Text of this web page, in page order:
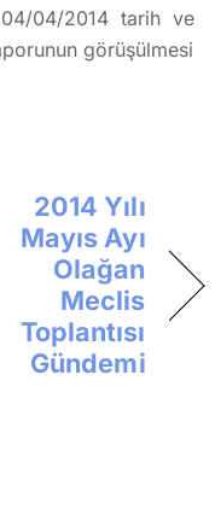
04/2014 tarih ve
görüşülmesi
2014 Yılı
Mayıs Ayı
Olağan
Meclis
Toplantısı
Gündemi